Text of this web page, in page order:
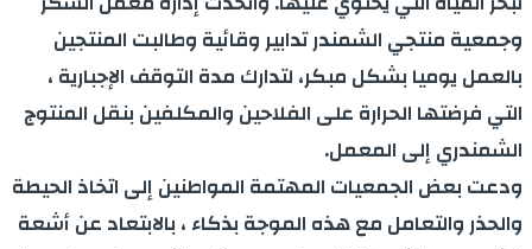
وجمعية منتجي الشمندر تدابير وقائية وطالبت المنتجين
بالعمل يوميا بشكل مبكر، لتدارك مدة التوقف الإجبارية ،
التي فرضتها الحرارة على الفلاحين والمكلفين بنقل المنتوج
الشمندري إلى المعمل.
ودعت بعض الجمعيات المهتمة المواطنين إلى اتخاذ الحيطة
والحذر والتعامل مع هذه الموجة بذكاء ، بالابتعاد عن أشعة